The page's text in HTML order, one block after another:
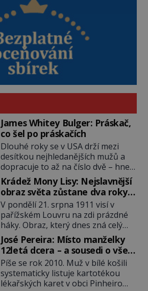
James Whitey Bulger: Práskač,
co šel po práskačích
Dlouhé roky se v USA drží mezi
desítkou nejhledanějších mužů a
dopracuje to až na číslo dvě – hned
po Usámovi bin Ládinovi (1957–
2011). To je James „Whitey“ Bulger
(1929–2018) viněný ze spoluúčasti
na 19 vraždách, vydírání a lichvy. A
samozřejmě, krom toho je ještě
drogový dealer, který neváhá
odstranit z cesty všechny práskače,
zatímco […]
Krádež Mony Lisy: Nejslavnější
obraz světa zůstane dva roky
nezvěstný
V pondělí 21. srpna 1911 visí v
pařížském Louvru na zdi prázdné
háky. Obraz, který dnes zná celý
svět, je pryč. Zpočátku si nikdo
nemyslí, že jde o krádež.
Zaměstnanci jsou přesvědčeni, že
Mona Lisa je jen v restaurátorské
dílně nebo u fotografa. Když se
ukáže pravda, propukne jeden z
José Pereira: Místo manželky
12letá dcera – a sousedi o všem
vědí!
Píše se rok 2010. Muž v bílé košili
systematicky listuje kartotékou
lékařských karet v obci Pinheiro